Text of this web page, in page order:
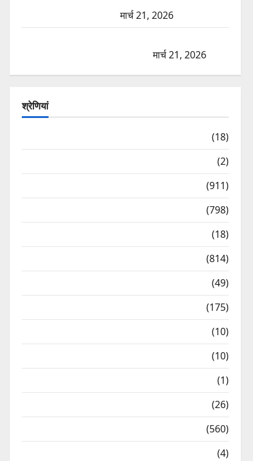
मार्च 21, 2026
मार्च 21, 2026
श्रेणियां
(18)
(2)
(911)
(798)
(18)
(814)
(49)
(175)
(10)
(10)
(1)
(26)
(560)
(4)